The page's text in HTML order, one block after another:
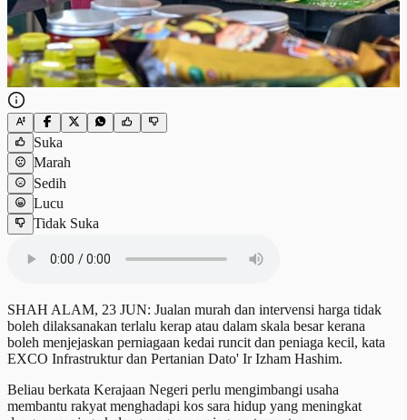
Suka
Marah
Sedih
Lucu
Tidak Suka
SHAH ALAM, 23 JUN: Jualan murah dan intervensi harga tidak
boleh dilaksanakan terlalu kerap atau dalam skala besar kerana
boleh menjejaskan perniagaan kedai runcit dan peniaga kecil, kata
EXCO Infrastruktur dan Pertanian Dato' Ir Izham Hashim.
Beliau berkata Kerajaan Negeri perlu mengimbangi usaha
membantu rakyat menghadapi kos sara hidup yang meningkat